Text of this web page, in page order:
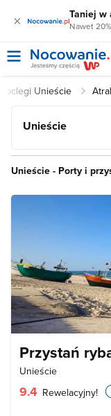
× Taniej w
Nawet
Unieście
Unieście
Unieście - Porty i
Przystań
Unieście
9.4 Rewelacyjny!